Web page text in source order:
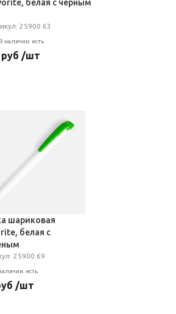
белая с черным
25900.63
В наличии: есть
руб /шт
шариковая
белая с
25900.69
есть
/шт